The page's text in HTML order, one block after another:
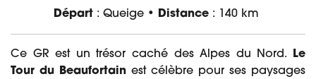
Départ : Queige • Distance : 140 km
Ce GR est un trésor caché des Alpes du Nord. Le
Tour du Beaufortain est célèbre pour ses paysages